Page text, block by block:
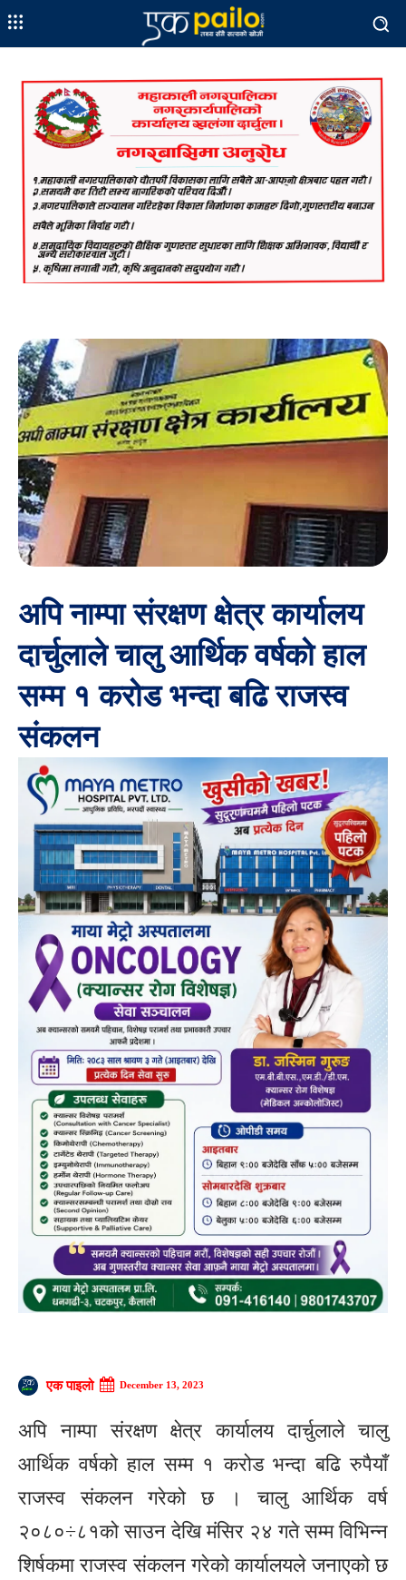
अपि नाम्पा संरक्षण क्षेत्र कार्यालय
दार्चुलाले चालु आर्थिक वर्षको हाल
सम्म १ करोड भन्दा बढि राजस्व
संकलन
एक पाइलो December 13, 2023
अपि नाम्पा संरक्षण क्षेत्र कार्यालय दार्चुलाले चालु
आर्थिक वर्षको हाल सम्म १ करोड भन्दा बढि रुपैयाँ
राजस्व संकलन गरेको छ । चालु आर्थिक वर्ष
२०८०÷८१को साउन देखि मंसिर २४ गते सम्म विभिन्न
शिर्षकमा राजस्व संकलन गरेको कार्यालयले जनाएको छ